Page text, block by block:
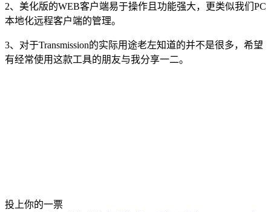
2、美化版的WEB客户端易于操作且功能强大，更类似我们PC
本地化远程客户端的管理。
3、对于Transmission的实际用途老左知道的并不是很多，希望
有经常使用这款工具的朋友与我分享一二。
投上你的一票